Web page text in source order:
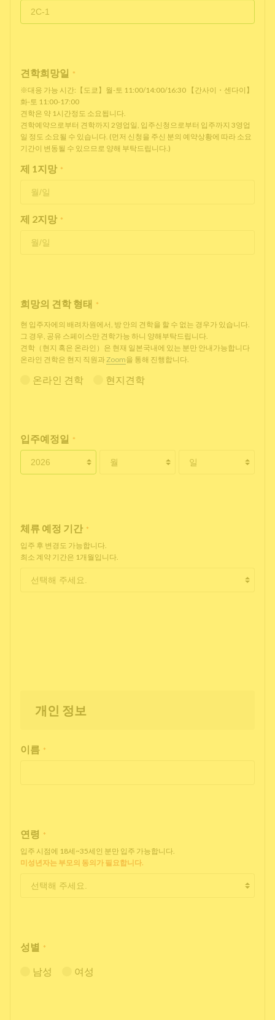
견학희망일 *
※대응 가능 시간:【도쿄】월-토 11:00/14:00/16:30 【간사이・센다이】
화-토 11:00-17:00
견학은 약 1시간정도 소요됩니다.
견학예약으로부터 견학까지 2영업일, 입주신청으로부터 입주까지 3영업
일 정도 소요될 수 있습니다. (먼저 신청을 주신 분의 예약상황에 따라 소요
기간이 변동될 수 있으므로 양해 부탁드립니다.)
제 1지망 *
제 2지망 *
희망의 견학 형태 *
현 입주자에의 배려차원에서, 방 안의 견학을 할 수 없는 경우가 있습니다.
그 경우, 공유 스페이스만 견학가능 하니 양해부탁드립니다.
견학（현지 혹은 온라인）은 현재 일본국내에 있는 분만 안내가능합니다
온라인 견학은 현지 직원과Zoom을 통해 진행합니다.
온라인 견학 현지견학
입주예정일 *
체류 예정 기간 *
입주 후 변경도 가능합니다.
최소 계약 기간은 1개월입니다.
개인 정보
이름 *
연령 *
입주 시점에 18세~35세인 분만 입주 가능합니다.
미성년자는 부모의 동의가 필요합니다.
성별 *
남성 여성